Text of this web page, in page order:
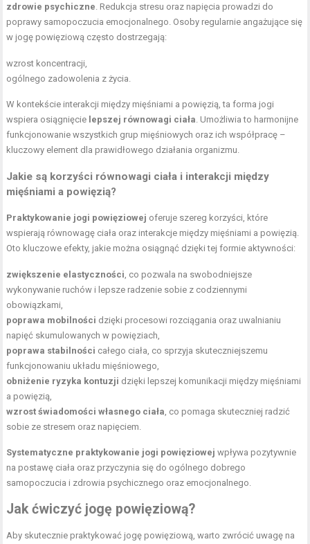
zdrowie psychiczne . Redukcja stresu oraz napięcia prowadzi do
poprawy samopoczucia emocjonalnego. Osoby regularnie angażujące się
w jogę powięziową często dostrzegają:
wzrost koncentracji,
ogólnego zadowolenia z życia.
W kontekście interakcji między mięśniami a powięzią, ta forma jogi
wspiera osiągnięcie lepszej równowagi ciała . Umożliwia to harmonijne
funkcjonowanie wszystkich grup mięśniowych oraz ich współpracę –
kluczowy element dla prawidłowego działania organizmu.
Jakie są korzyści równowagi ciała i interakcji między
mięśniami a powięzią?
Praktykowanie jogi powięziowej oferuje szereg korzyści, które
wspierają równowagę ciała oraz interakcje między mięśniami a powięzią.
Oto kluczowe efekty, jakie można osiągnąć dzięki tej formie aktywności:
zwiększenie elastyczności , co pozwala na swobodniejsze
wykonywanie ruchów i lepsze radzenie sobie z codziennymi
obowiązkami,
poprawa mobilności dzięki procesowi rozciągania oraz uwalnianiu
napięć skumulowanych w powięziach,
poprawa stabilności całego ciała, co sprzyja skuteczniejszemu
funkcjonowaniu układu mięśniowego,
obniżenie ryzyka kontuzji dzięki lepszej komunikacji między mięśniami
a powięzią,
wzrost świadomości własnego ciała , co pomaga skuteczniej radzić
sobie ze stresem oraz napięciem.
Systematyczne praktykowanie jogi powięziowej wpływa pozytywnie
na postawę ciała oraz przyczynia się do ogólnego dobrego
samopoczucia i zdrowia psychicznego oraz emocjonalnego.
Jak ćwiczyć jogę powięziową?
Aby skutecznie praktykować jogę powięziową, warto zwrócić uwagę na